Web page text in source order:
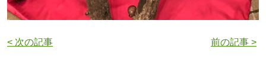
< 次の記事 前の記事 >